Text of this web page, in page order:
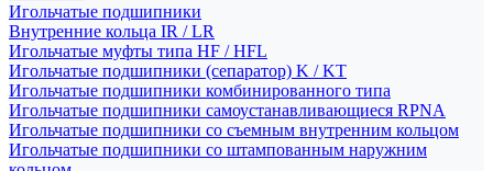
Игольчатые подшипники
Внутренние кольца IR / LR
Игольчатые муфты типа HF / HFL
Игольчатые подшипники (сепаратор) K / KT
Игольчатые подшипники комбинированного типа
Игольчатые подшипники самоустанавливающиеся RPNA
Игольчатые подшипники со съемным внутренним кольцом
Игольчатые подшипники со штампованным наружним